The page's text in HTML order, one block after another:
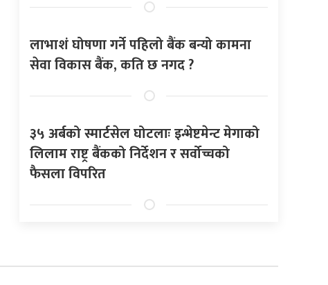
लाभाशं घोषणा गर्ने पहिलो बैंक बन्यो कामना
सेवा विकास बैंक, कति छ नगद ?
३५ अर्बको स्मार्टसेल घोटलाः इन्भेष्टमेन्ट मेगाको
लिलाम राष्ट्र बैंकको निर्देशन र सर्वोच्चको
फैसला विपरित